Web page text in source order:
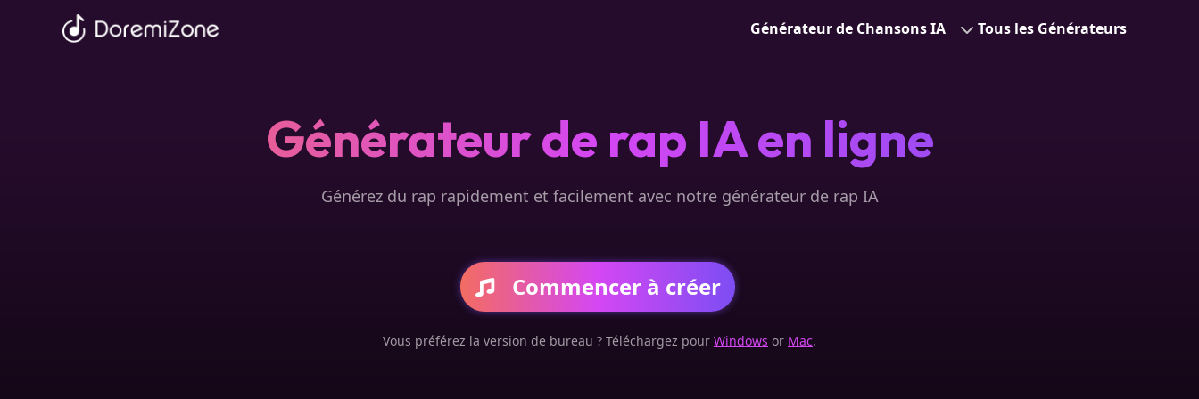
Générateur de Chansons IA Tous les Générateurs
Générateur de rap IA en ligne
Générez du rap rapidement et facilement avec notre générateur de rap IA
Commencer à créer
Vous préférez la version de bureau ? Téléchargez pour Windows or Mac.